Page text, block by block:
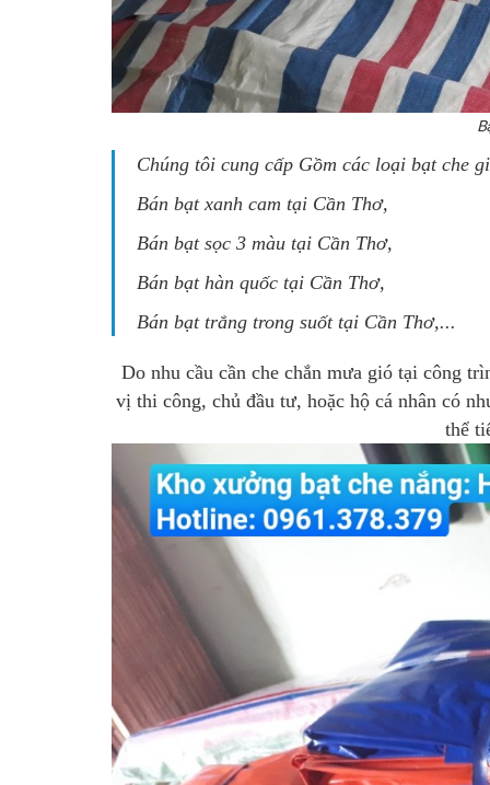
Chúng tôi cung cấp Gồm các loại bạt che
Bán bạt xanh cam tại Cần Thơ,
Bán bạt sọc 3 màu tại Cần Thơ,
Bán bạt hàn quốc tại Cần Thơ,
Bán bạt trắng trong suốt tại Cần Thơ,...
Do nhu cầu cần che chắn mưa gió tại công
vị thi công, chủ đầu tư, hoặc hộ cá nhân có
thể